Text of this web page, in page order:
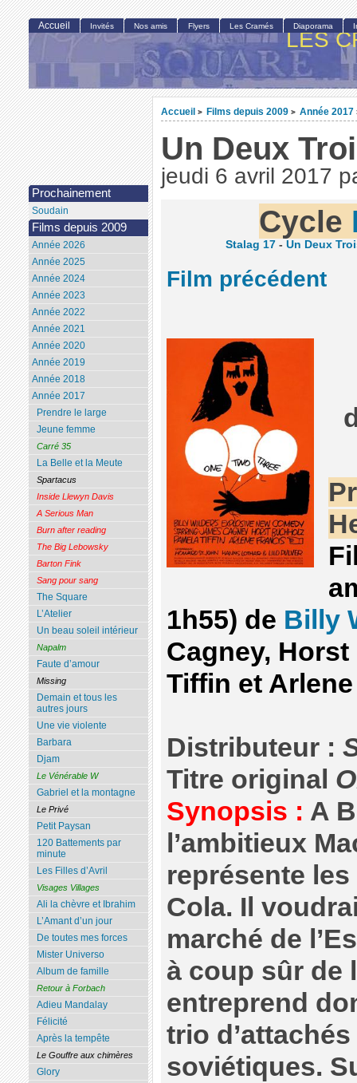
LES
Accueil > Films depuis 2009 > Année 2017
Un Deux
jeudi 6 avril 2017
Cycle
Stalag 17 - Un Deux
Film précédent
1h55) de Billy
Cagney,
Tiffin et
Distributeur :
Titre original
Synopsis : A
l’ambitieux
représente
Cola. Il
marché de
à coup sûr de
entreprend
trio
soviétiques.
Accueil Invités Nos amis Flyers Les Cramés Diaporama
Prochainement
Soudain
Films depuis 2009
Année 2026
Année 2025
Année 2024
Année 2023
Année 2022
Année 2021
Année 2020
Année 2019
Année 2018
Année 2017
Prendre le large
Jeune femme
Carré 35
La Belle et la Meute
Spartacus
Inside Llewyn Davis
A Serious Man
Burn after reading
The Big Lebowsky
Barton Fink
Sang pour sang
The Square
L’Atelier
Un beau soleil intérieur
Napalm
Faute d’amour
Missing
Demain et tous les
autres jours
Une vie violente
Barbara
Djam
Le Vénérable W
Gabriel et la montagne
Le Privé
Petit Paysan
120 Battements par
minute
Les Filles d’Avril
Visages Villages
Ali la chèvre et Ibrahim
L’Amant d’un jour
De toutes mes forces
Mister Universo
Album de famille
Retour à Forbach
Adieu Mandalay
Félicité
Après la tempête
Le Gouffre aux chimères
Glory